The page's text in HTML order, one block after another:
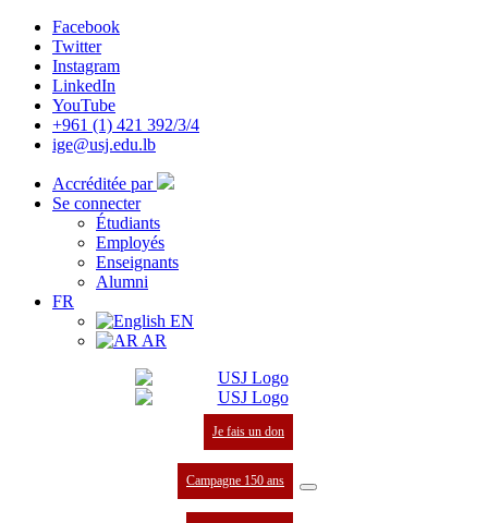
Facebook
Twitter
Instagram
LinkedIn
YouTube
+961 (1) 421 392/3/4
ige@usj.edu.lb
Accréditée par
Se connecter
Étudiants
Employés
Enseignants
Alumni
FR
EN
AR
Je fais un don
Campagne 150 ans